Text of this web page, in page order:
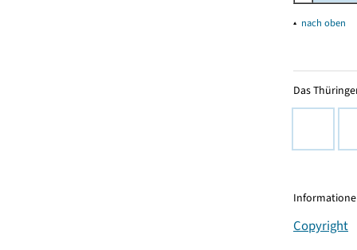
▴ nach oben
Das
Copyright